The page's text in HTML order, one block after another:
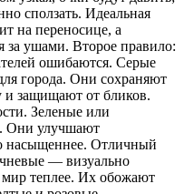
сползать. Идеальная
на переносице, а
за ушами. Второе правило:
ошибаются. Серые
города. Они сохраняют
и защищают от бликов.
Зеленые или
Они улучшают
насыщеннее. Отличный
— визуально
мир теплее. Их обожают